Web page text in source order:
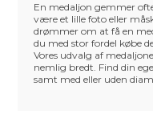
En medaljon gemmer
være et lille foto eller
drømmer om at få en
du med stor fordel købe
Vores udvalg af
nemlig bredt. Find din
samt med eller uden